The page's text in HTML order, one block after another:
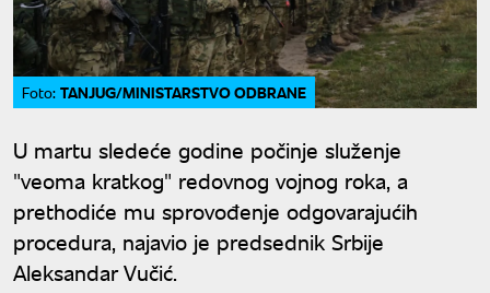
Foto: TANJUG/MINISTARSTVO ODBRANE
U martu sledeće godine počinje služenje
"veoma kratkog" redovnog vojnog roka, a
prethodiće mu sprovođenje odgovarajućih
procedura, najavio je predsednik Srbije
Aleksandar Vučić.